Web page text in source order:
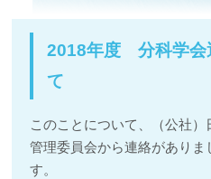
2018年度 分科学会
て
このことについて、（公社
管理委員会から連絡がありま
す。